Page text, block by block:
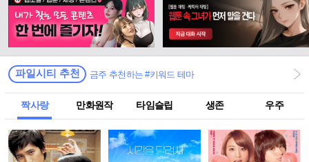
파일시티 추천 금주 추천하는 #키워드 테마
짝사랑 만화원작 타임슬립 생존 우주